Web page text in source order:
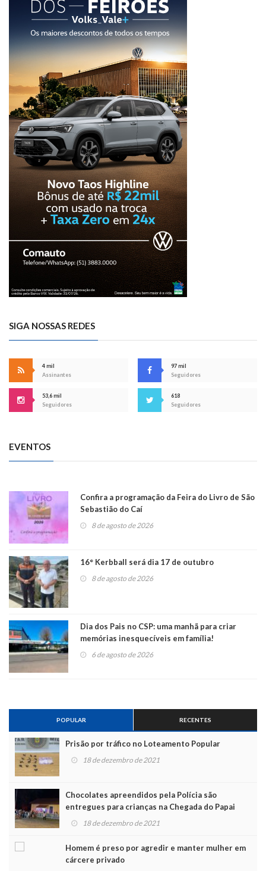
SIGA NOSSAS REDES
4 mil
Assinantes
97 mil
Seguidores
53,6 mil
Seguidores
618
Seguidores
EVENTOS
Confira a programação da Feira do Livro de São
Sebastião do Caí
8 de agosto de 2026
16° Kerbball será dia 17 de outubro
8 de agosto de 2026
Dia dos Pais no CSP: uma manhã para criar
memórias inesquecíveis em família!
6 de agosto de 2026
POPULAR RECENTES
Prisão por tráfico no Loteamento Popular
18 de dezembro de 2021
Chocolates apreendidos pela Polícia são
entregues para crianças na Chegada do Papai
Noel 18 de dezembro de 2021
Homem é preso por agredir e manter mulher em
cárcere privado